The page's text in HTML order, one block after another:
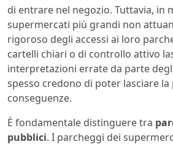
di entrare nel negozio. Tuttavia, in
supermercati più grandi non
rigoroso degli accessi ai loro
cartelli chiari o di controllo attivo
interpretazioni errate da parte
spesso credono di poter lasciare
conseguenze.
È fondamentale distinguere tra
pubblici. I parcheggi dei